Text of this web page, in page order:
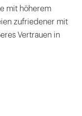
mit höherem
zufriedener mit
Vertrauen in